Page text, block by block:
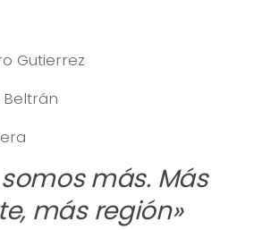
Gutierrez
más. Más
más región»